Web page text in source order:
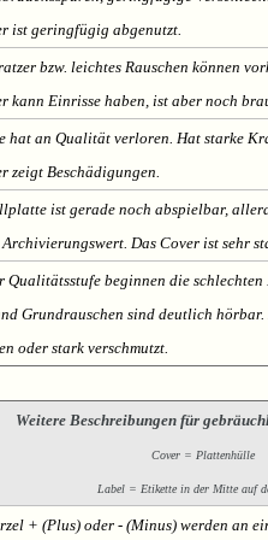
ist geringfügig abgenutzt.
bzw. leichtes Rauschen können
kann Einrisse haben, ist aber noch
hat an Qualität verloren. Hat starke
zeigt Beschädigungen.
ist gerade noch abspielbar,
Das Cover ist sehr
Qualitätsstufe beginnen die
Grundrauschen sind deutlich
oder stark verschmutzt.
Weitere Beschreibungen für
Cover = Plattenhülle
Label = Etikette in der Mitte auf
+ (Plus) oder - (Minus) werden an